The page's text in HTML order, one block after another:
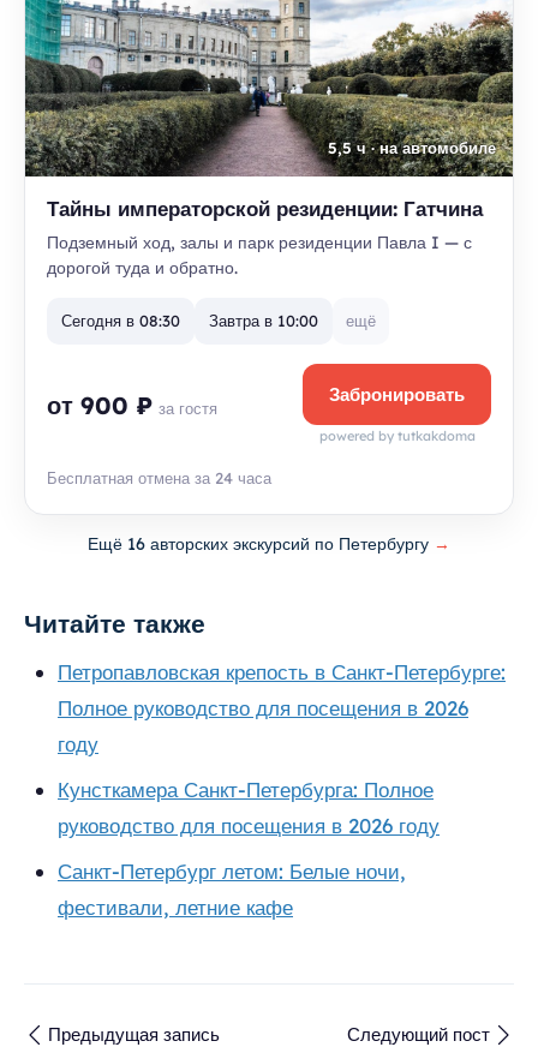
5,5 ч · на автомобиле
Тайны императорской резиденции: Гатчина
Подземный ход, залы и парк резиденции Павла I — с
дорогой туда и обратно.
Сегодня в 08:30 Завтра в 10:00 ещё
от 900 ₽ за гостя
Забронировать
powered by tutkakdoma
Бесплатная отмена за 24 часа
Ещё 16 авторских экскурсий по Петербургу →
Читайте также
Петропавловская крепость в Санкт-Петербурге:
Полное руководство для посещения в 2026
году
Кунсткамера Санкт-Петербурга: Полное
руководство для посещения в 2026 году
Санкт-Петербург летом: Белые ночи,
фестивали, летние кафе
Предыдущая запись Следующий пост